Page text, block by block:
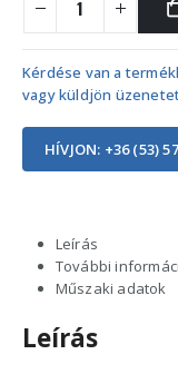
Kérdése van a
vagy küldjön
HÍVJON: +36 (53)
Leírás
További
Műszaki adatok
Leírás